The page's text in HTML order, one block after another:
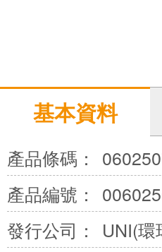
基本資料
產品條碼：
產品編號：
發行公司：
UNI(環